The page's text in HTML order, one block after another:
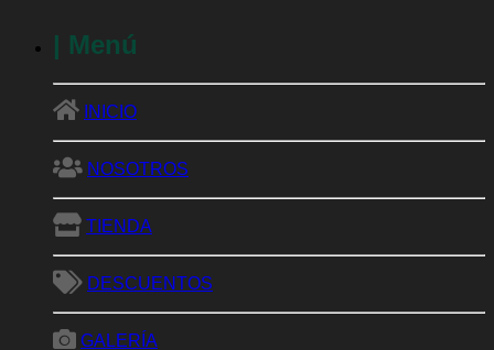
Abono orgánico
Acelerador de materia orgánica
Biofungicidas
Encapsuladores
Fertilizantes
Fitoprotectantes
Foliares
Frutas frescas y deshidratadas
Herramientas
Inductores de defensa
Jardinería
Mejoradores suelo salino